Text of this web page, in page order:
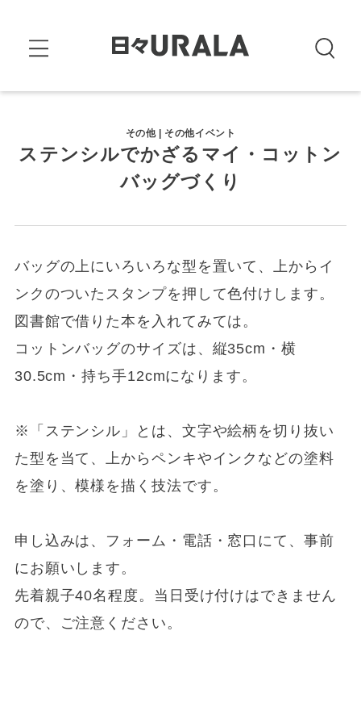
その他 | その他イベント
ステンシルでかざるマイ・コットン
バッグづくり
バッグの上にいろいろな型を置いて、上からイ
ンクのついたスタンプを押して色付けします。
図書館で借りた本を入れてみては。
コットンバッグのサイズは、縦35cm・横
30.5cm・持ち手12cmになります。
※「ステンシル」とは、文字や絵柄を切り抜い
た型を当て、上からペンキやインクなどの塗料
を塗り、模様を描く技法です。
申し込みは、フォーム・電話・窓口にて、事前
にお願いします。
先着親子40名程度。当日受け付けはできません
ので、ご注意ください。